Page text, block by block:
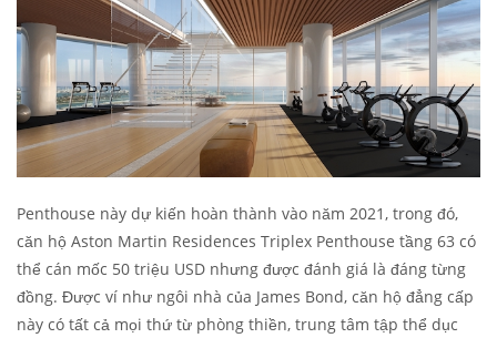
Penthouse này dự kiến hoàn thành vào năm 2021, trong đó,
căn hộ Aston Martin Residences Triplex Penthouse tầng 63 có
thể cán mốc 50 triệu USD nhưng được đánh giá là đáng từng
đồng. Được ví như ngôi nhà của James Bond, căn hộ đẳng cấp
này có tất cả mọi thứ từ phòng thiền, trung tâm tập thể dục